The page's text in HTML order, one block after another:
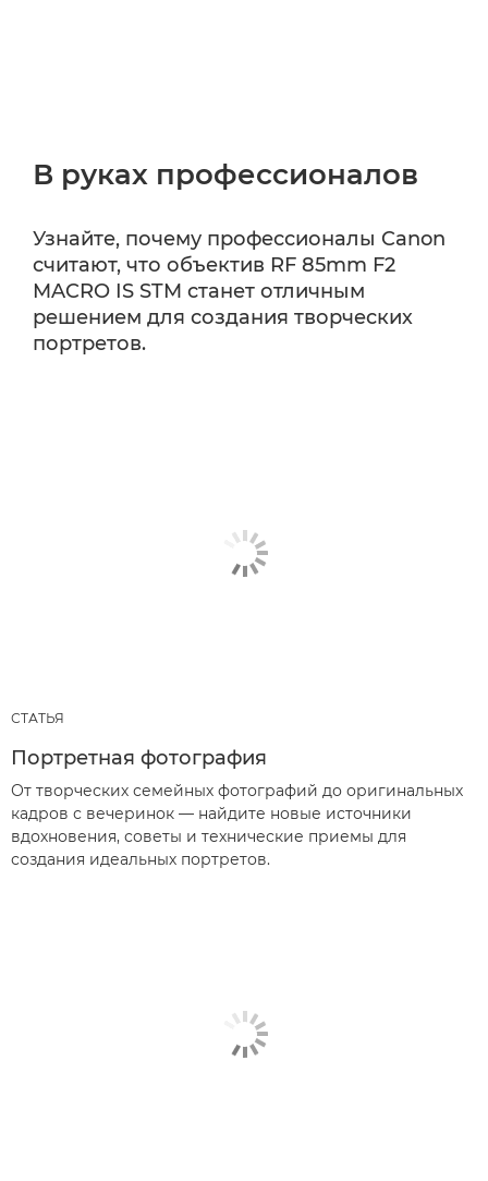
В руках профессионалов
Узнайте, почему профессионалы Canon
считают, что объектив RF 85mm F2
MACRO IS STM станет отличным
решением для создания творческих
портретов.
СТАТЬЯ
Портретная фотография
От творческих семейных фотографий до оригинальных
кадров с вечеринок — найдите новые источники
вдохновения, советы и технические приемы для
создания идеальных портретов.